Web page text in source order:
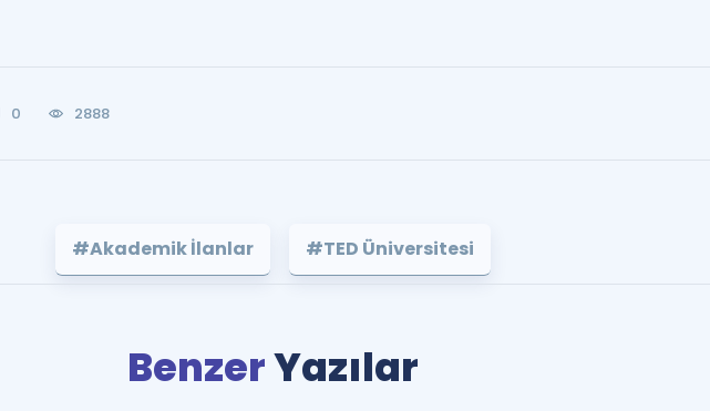
0 2888
#Akademik İlanlar #TED Üniversitesi
BenzerYazılar